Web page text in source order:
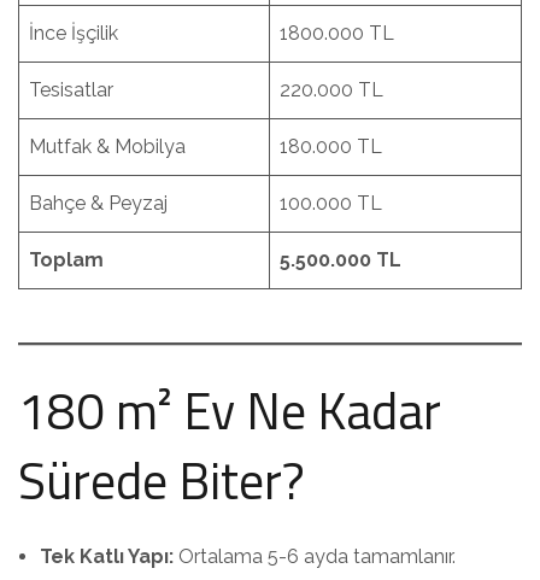
İnce İşçilik 1800.000 TL
Tesisatlar 220.000 TL
Mutfak & Mobilya 180.000 TL
Bahçe & Peyzaj 100.000 TL
Toplam 5.500.000 TL
180 m² Ev Ne Kadar
Sürede Biter?
Tek Katlı Yapı: Ortalama 5-6 ayda tamamlanır.